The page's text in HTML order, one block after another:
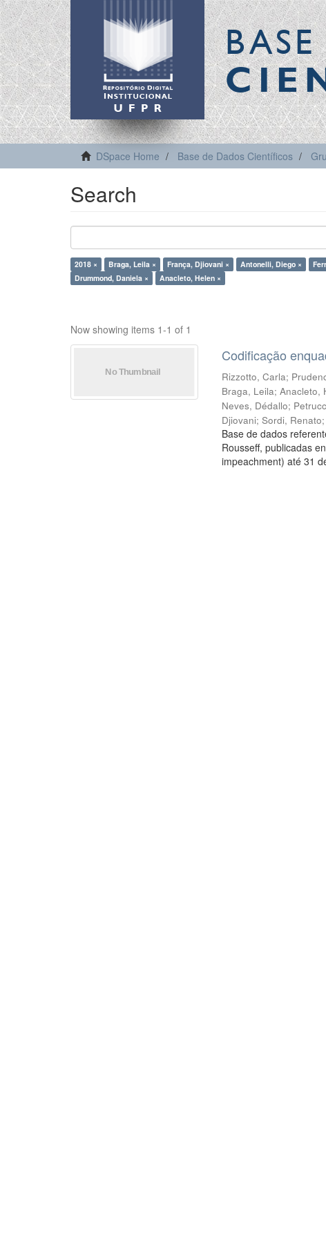
DSpace Home Base de Dados Científicos
Search
2018 × Braga, Leila × França, Djiovani × Antonelli, Diego ×
Drummond, Daniela ×
Anacleto, Helen ×
Now showing items 1-1 of 1
Codificação
Rizzotto, Carla;
Braga, Leila;Anacleto,
Neves, Dédallo;
Djiovani;Sordi, Renato
Base de dados
Rousseff, publicadas
impeachment) até 31